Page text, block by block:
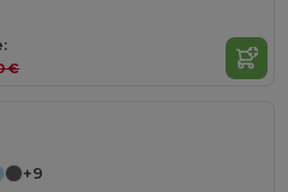
€
+9